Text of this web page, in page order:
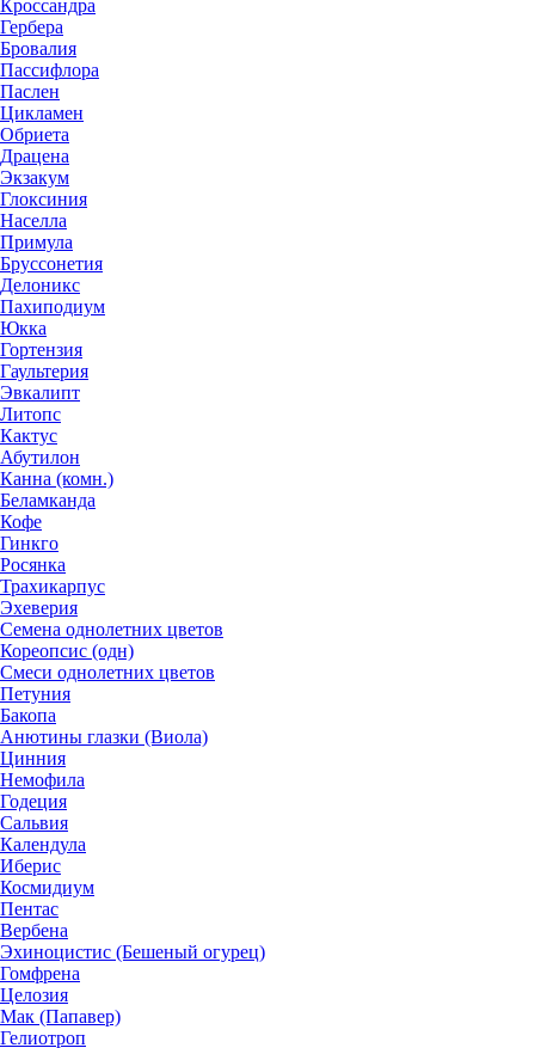
Кроссандра
Гербера
Бровалия
Пассифлора
Паслен
Цикламен
Обриета
Драцена
Экзакум
Глоксиния
Населла
Примула
Бруссонетия
Делоникс
Пахиподиум
Юкка
Гортензия
Гаультерия
Эвкалипт
Литопс
Кактус
Абутилон
Канна (комн.)
Беламканда
Кофе
Гинкго
Росянка
Трахикарпус
Эхеверия
Семена однолетних цветов
Кореопсис (одн)
Смеси однолетних цветов
Петуния
Бакопа
Анютины глазки (Виола)
Цинния
Немофила
Годеция
Сальвия
Календула
Иберис
Космидиум
Пентас
Вербена
Эхиноцистис (Бешеный огурец)
Гомфрена
Целозия
Мак (Папавер)
Гелиотроп